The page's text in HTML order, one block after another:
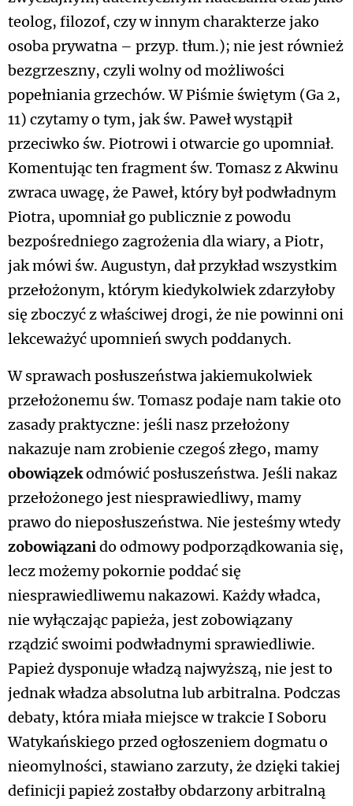
teolog, filozof, czy w innym charakterze jako
osoba prywatna – przyp. tłum.); nie jest również
bezgrzeszny, czyli wolny od możliwości
popełniania grzechów. W Piśmie świętym (Ga 2,
11) czytamy o tym, jak św. Paweł wystąpił
przeciwko św. Piotrowi i otwarcie go upomniał.
Komentując ten fragment św. Tomasz z Akwinu
zwraca uwagę, że Paweł, który był podwładnym
Piotra, upomniał go publicznie z powodu
bezpośredniego zagrożenia dla wiary, a Piotr,
jak mówi św. Augustyn, dał przykład wszystkim
przełożonym, którym kiedykolwiek zdarzyłoby
się zboczyć z właściwej drogi, że nie powinni oni
lekceważyć upomnień swych poddanych.
W sprawach posłuszeństwa jakiemukolwiek
przełożonemu św. Tomasz podaje nam takie oto
zasady praktyczne: jeśli nasz przełożony
nakazuje nam zrobienie czegoś złego, mamy
obowiązekodmówić posłuszeństwa. Jeśli nakaz
przełożonego jest niesprawiedliwy, mamy
prawo do nieposłuszeństwa. Nie jesteśmy wtedy
zobowiązanido odmowy podporządkowania się,
lecz możemy pokornie poddać się
niesprawiedliwemu nakazowi. Każdy władca,
nie wyłączając papieża, jest zobowiązany
rządzić swoimi podwładnymi sprawiedliwie.
Papież dysponuje władzą najwyższą, nie jest to
jednak władza absolutna lub arbitralna. Podczas
debaty, która miała miejsce w trakcie I Soboru
Watykańskiego przed ogłoszeniem dogmatu o
nieomylności, stawiano zarzuty, że dzięki takiej
definicji papież zostałby obdarzony arbitralną